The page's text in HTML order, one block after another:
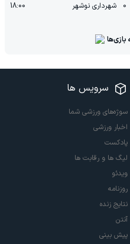
0 شهرداری نوشهر 18:00
بازی‌ها
سرویس ها
سوژه‌های ورزشی شما
اخبار ورزشی
پادکست
لیگ ها و رقابت ها
ویدئو
روزنامه
نتایج زنده
آنتن
پیش بینی